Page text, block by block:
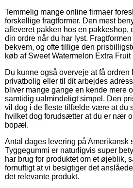
Temmelig mange online firmaer
forskellige fragtformer. Den mest
afleveret pakken hos en pakkeshop,
din ordre når du har lyst.
bekvem, og ofte tillige den
køb af Sweet Watermelon Extra
Du kunne også overveje at få ordren
privatbolig eller til dit arbejdes
bliver mange gange en kende mere
samtidig ualmindeligt simpel. Den
vil dog i de fleste tilfælde være at du
hvilket dog forudsætter at du er nær
bopæl.
Antal dages levering på Amerikansk
Tyggegummi er naturligvis super
har brug for produktet om et øjeblik,
fornuftigt at vi besigtiger det
det relevante produkt.